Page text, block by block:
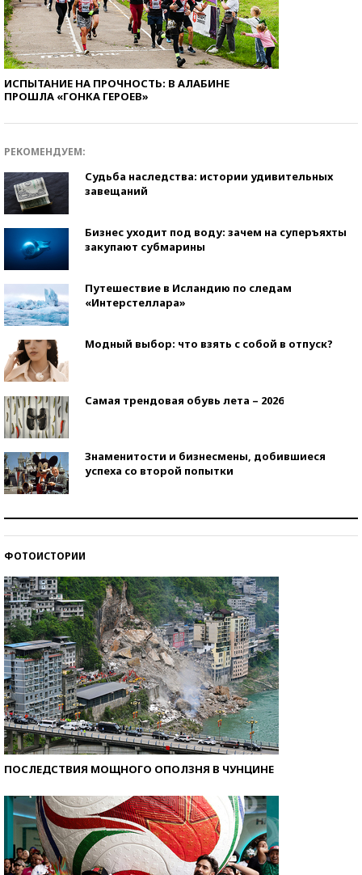
ИСПЫТАНИЕ НА ПРОЧНОСТЬ: В АЛАБИНЕ
ПРОШЛА «ГОНКА ГЕРОЕВ»
РЕКОМЕНДУЕМ:
Судьба наследства: истории удивительных
завещаний
Бизнес уходит под воду: зачем на суперъяхты
закупают субмарины
Путешествие в Исландию по следам
«Интерстеллара»
Модный выбор: что взять с собой в отпуск?
Самая трендовая обувь лета – 2026
Знаменитости и бизнесмены, добившиеся
успеха со второй попытки
ФОТОИСТОРИИ
ПОСЛЕДСТВИЯ МОЩНОГО ОПОЛЗНЯ В ЧУНЦИНЕ